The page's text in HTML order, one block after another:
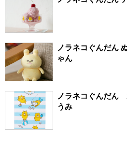
ノラネコぐんだん
ゃん
ノラネコぐんだん
うみ